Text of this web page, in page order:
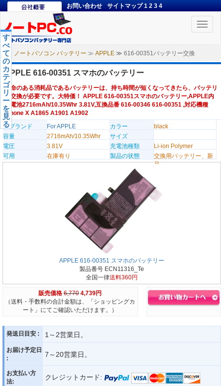
お問い合わせ サイトマップ 1 2 3 4
Toggle
ノートパソコン バッテリー ≫ APPLE ≫ 616-00351バッテリー交換
す
べ
て
の
カ
テ
ゴ
リ
ー
を
見
る
APPLE 616-00351 スマホのバッテリー
寿命のある消耗品であるバッテリーは、持ち時間が短くなってきたら、バッテリ
ー交換が必要です。大特価！ APPLE 616-00351スマホのバッテリー,APPLE内
蔵電池2716mAh/10.35Whr 3.81V,互換品番 616-00346 616-00351 ,対応機種
iPhone X A1865 A1901 A1902
のブランド
For APPLE カラー
black
容量
2716mAh/10.35Whr
サイズ
電圧
3.81V 充電池種類
Li-ion Polymer
可用
在庫有り 製品の状態
交換用バッテリー、新
品
APPLE 616-00351 スマホのバッテリー
製品番号 ECN11316_Te
全国一律送料360円
販売価格 6,770 4,739円
（送料・手数料の合計金額は、「ショッピングカ
ート」にてご確認いただけます。）
発送日目安 : 1～2営業日。
お届け予定日
:
7～20営業日。
お支払い方
法:
クレジットカード: